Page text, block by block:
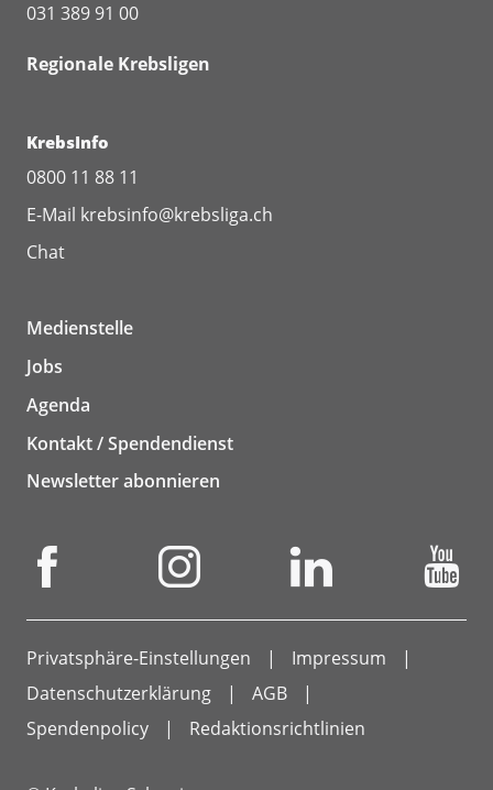
031 389 91 00
Regionale Krebsligen
KrebsInfo
0800 11 88 11
E-Mail krebsinfo@krebsliga.ch
Chat
Medienstelle
Jobs
Agenda
Kontakt / Spendendienst
Newsletter abonnieren
Privatsphäre-Einstellungen
Impressum
Datenschutzerklärung
AGB
Spendenpolicy
Redaktionsrichtlinien